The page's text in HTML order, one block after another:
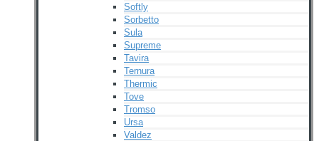
Softly
Sorbetto
Sula
Supreme
Tavira
Ternura
Thermic
Tove
Tromso
Ursa
Valdez